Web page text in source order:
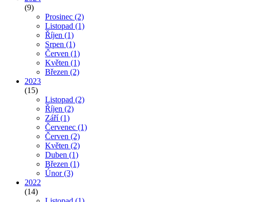
(9)
Prosinec (2)
Listopad (1)
Říjen (1)
Srpen (1)
Červen (1)
Květen (1)
Březen (2)
2023
(15)
Listopad (2)
Říjen (2)
Září(1)
Červenec (1)
Červen (2)
Květen (2)
Duben (1)
Březen (1)
Únor(3)
2022
(14)